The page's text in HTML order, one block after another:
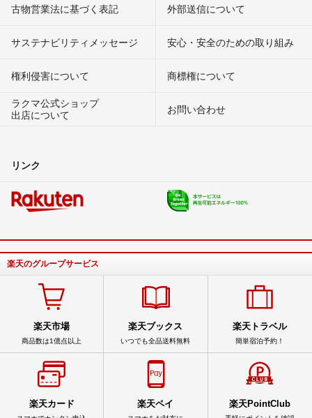
古物営業法に基づく表記 外部送信について
サステナビリティメッセージ 安心・安全のための取り組み
権利侵害について
商標権について
ラクマ公式ショップ
出店について
お問い合わせ
リンク
楽天のグループサービス
楽天市場
商品数は1億点以上
楽天ブックス
いつでも全品送料無料
楽天トラベル
簡単宿泊予約！
楽天カード 楽天ペイ 楽天PointClub